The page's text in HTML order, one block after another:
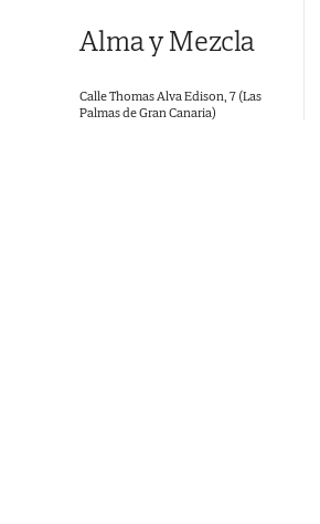
Alma y Mezcla
Calle Thomas Alva Edison, 7 (Las
Palmas de Gran Canaria)